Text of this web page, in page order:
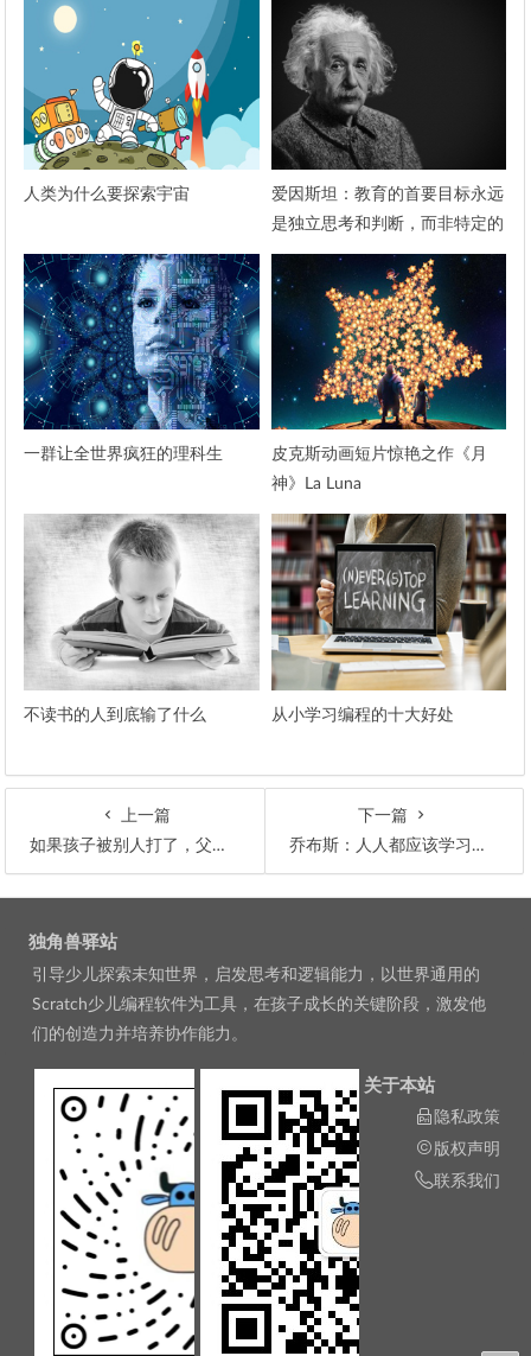
人类为什么要探索宇宙
爱因斯坦：教育的首要目标永远
是独立思考和判断，而非特定的
知识
一群让全世界疯狂的理科生
皮克斯动画短片惊艳之作《月
神》La Luna
不读书的人到底输了什么 从小学习编程的十大好处
上一篇
如果孩子被别人打了，父母该如何教导？
下一篇
乔布斯：人人都应该学习编程，它教会你如何思考
文章导航
独角兽驿站
引导少儿探索未知世界，启发思考和逻辑能力，以世界通用的
Scratch少儿编程软件为工具，在孩子成长的关键阶段，激发他
们的创造力并培养协作能力。
关于本站
隐私政策
版权声明
联系我们